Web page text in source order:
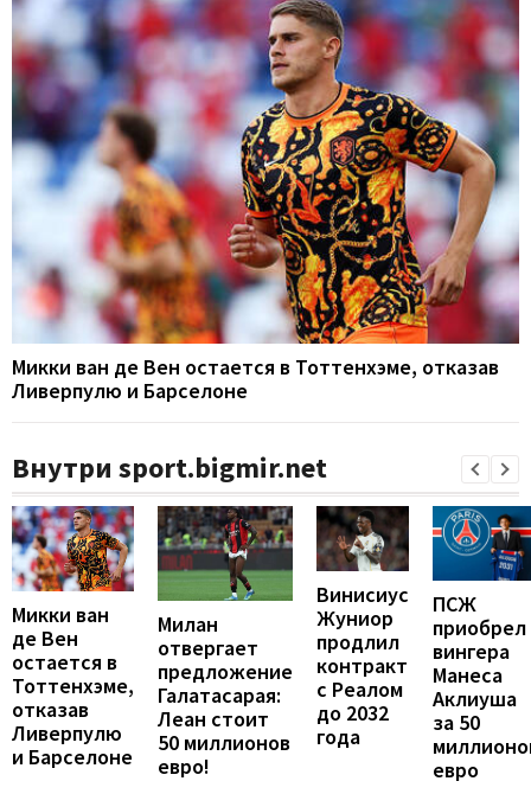
Микки ван де Вен остается в Тоттенхэме, отказав
Ливерпулю и Барселоне
Внутри sport.bigmir.net
Микки ван
де Вен
остается в
Тоттенхэме,
отказав
Ливерпулю
и Барселоне
Милан
отвергает
предложение
Галатасарая:
Леан стоит
50 миллионов
евро!
Винисиус
Жуниор
продлил
контракт
с Реалом
до 2032
года
ПСЖ
приобрел
вингера
Манеса
Аклиуша
за 50
евро